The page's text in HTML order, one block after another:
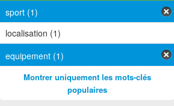
sport (1)
localisation (1)
equipement (1)
Montrer uniquement les mots-clés
populaires